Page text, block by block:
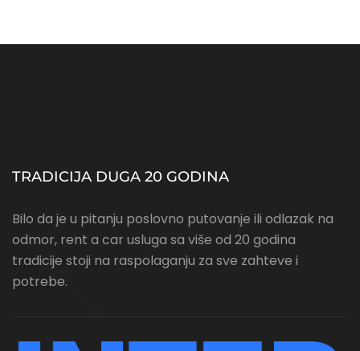
TRADICIJA DUGA 20 GODINA
Bilo da je u pitanju poslovno putovanje ili odlazak na
odmor, rent a car usluga sa više od 20 godina
tradicije stoji na raspolaganju za sve zahteve i
potrebe.